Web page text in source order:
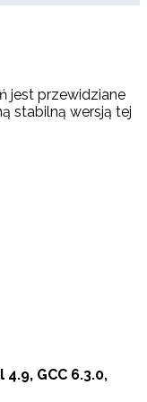
jest przewidziane
stabilną wersją tej
4.9, GCC 6.3.0,